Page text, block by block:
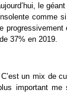
le géant
comme
37% en 2019.
un mix de
important me